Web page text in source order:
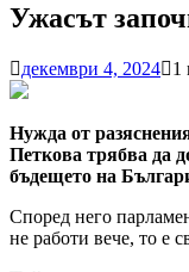
Ужасът
декември 4, 2024 1
Нужда от
Петкова трябва да
бъдещето на
Според него
не работи вече, то е